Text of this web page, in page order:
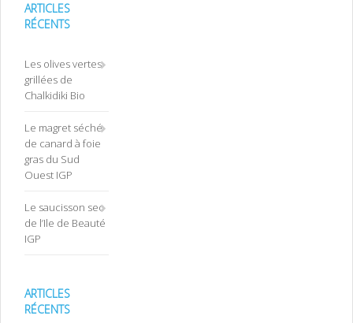
ARTICLES
RÉCENTS
Les olives vertes
grillées de
Chalkidiki Bio
Le magret séché
de canard à foie
gras du Sud
Ouest IGP
Le saucisson sec
de l’Ile de Beauté
IGP
ARTICLES
RÉCENTS